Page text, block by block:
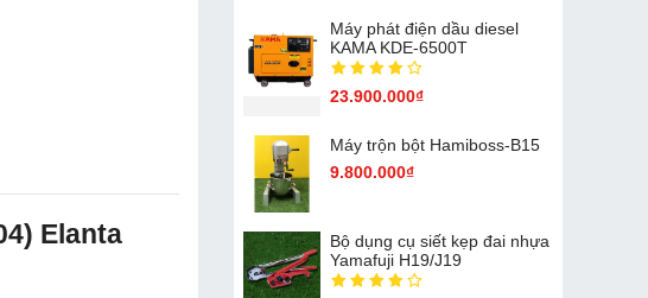
Elanta
Máy phát điện dầu diesel
KAMA KDE-6500T
23.900.000₫
Máy trộn bột Hamiboss-B15
9.800.000₫
Bộ dụng cụ siết kẹp đai nhựa
Yamafuji H19/J19